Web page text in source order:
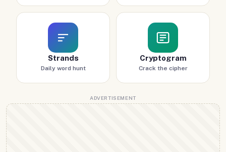
Strands
Daily word hunt
Cryptogram
Crack the cipher